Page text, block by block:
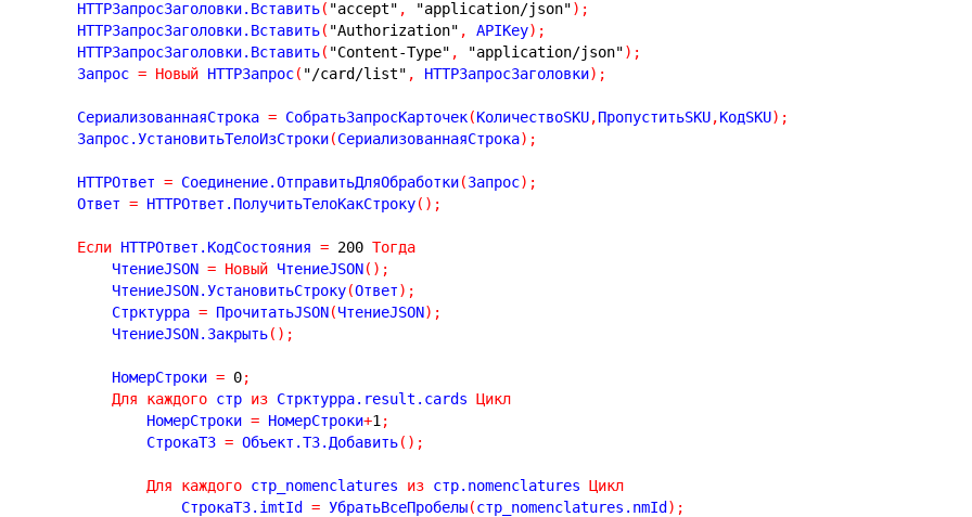
HTTPЗапросЗаголовки.Вставить( "accept" , "application/json") ;
HTTPЗапросЗаголовки.Вставить( "Authorization" , APIKey) ;
HTTPЗапросЗаголовки.Вставить( "Content-Type" , "application/json") ;
Запрос = Новый HTTPЗапрос( "/card/list" , HTTPЗапросЗаголовки) ;
СериализованнаяСтрока = СобратьЗапросКарточек(КоличествоSKU,ПропуститьSKU,КодSKU) ;
Запрос.УстановитьТелоИзСтроки(СериализованнаяСтрока) ;
HTTPОтвет = Соединение.ОтправитьДляОбработки(Запрос) ;
Ответ = HTTPОтвет.ПолучитьТелоКакСтроку( ) ;
Если HTTPОтвет.КодСостояния = 200 Тогда
ЧтениеJSON = Новый ЧтениеJSON( ) ;
ЧтениеJSON.УстановитьСтроку(Ответ) ;
Стрктурра = ПрочитатьJSON(ЧтениеJSON) ;
ЧтениеJSON.Закрыть( ) ;
НомерСтроки = 0;
Для
каждого стр из Стрктурра.result.cards Цикл
НомерСтроки = НомерСтроки+1 ;
СтрокаТЗ = Объект.ТЗ.Добавить( ) ;
Для каждого стр_nomenclatures из стр.nomenclatures Цикл
СтрокаТЗ.imtId = УбратьВсеПробелы(стр_nomenclatures.nmId ) ;